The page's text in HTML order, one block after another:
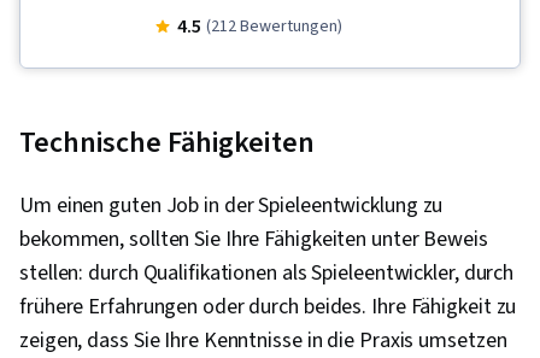
Engine, Wiederverwendbarkeit von Code,
Strukturen, Fehlersuche,
Software-Dokumentation, Datei-E/A, Spiel-
Design, Datenspeicherung, Ereignisgesteuerte
Programmierung, C++ (Programmiersprache),
Objektorientierter Entwurf,
4.5 (212 Bewertungen)
Technische Fähigkeiten
Um einen guten Job in der Spieleentwicklung zu
bekommen, sollten Sie Ihre Fähigkeiten unter Beweis
stellen: durch Qualifikationen als Spieleentwickler, durch
frühere Erfahrungen oder durch beides. Ihre Fähigkeit zu
zeigen, dass Sie Ihre Kenntnisse in die Praxis umsetzen